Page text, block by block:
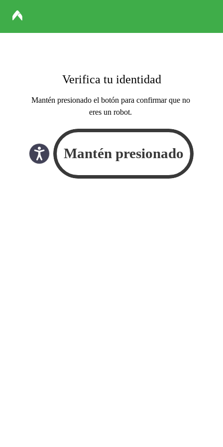
Verifica tu identidad
Mantén presionado el botón para confirmar que no
eres un robot.